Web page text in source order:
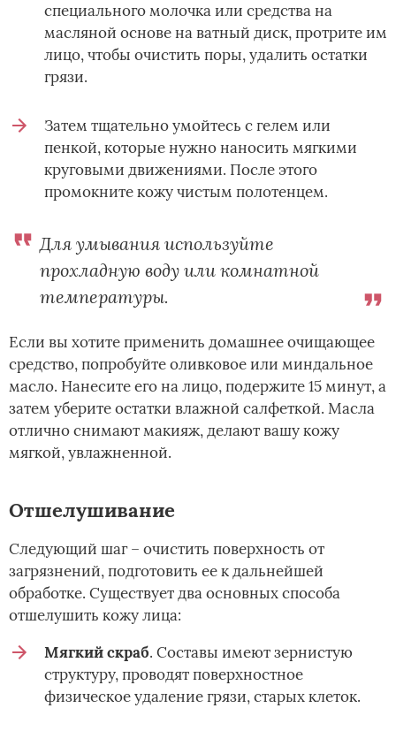
специального молочка или средства на
масляной основе на ватный диск, протрите им
лицо, чтобы очистить поры, удалить остатки
грязи.
Затем тщательно умойтесь с гелем или
пенкой, которые нужно наносить мягкими
круговыми движениями. После этого
промокните кожу чистым полотенцем.
Для умывания используйте
прохладную воду или комнатной
температуры.
Если вы хотите применить домашнее очищающее
средство, попробуйте оливковое или миндальное
масло. Нанесите его на лицо, подержите 15 минут, а
затем уберите остатки влажной салфеткой. Масла
отлично снимают макияж, делают вашу кожу
мягкой, увлажненной.
Отшелушивание
Следующий шаг – очистить поверхность от
загрязнений, подготовить ее к дальнейшей
обработке. Существует два основных способа
отшелушить кожу лица:
Мягкий скраб. Составы имеют зернистую
структуру, проводят поверхностное
физическое удаление грязи, старых клеток.